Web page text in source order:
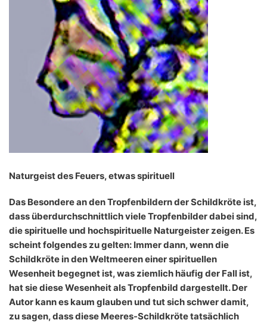
Naturgeist des Feuers, etwas spirituell
Das Besondere an den Tropfenbildern der Schildkröte ist,
dass überdurchschnittlich viele Tropfenbilder dabei sind,
die spirituelle und hochspirituelle Naturgeister zeigen. Es
scheint folgendes zu gelten: Immer dann, wenn die
Schildkröte in den Weltmeeren einer spirituellen
Wesenheit begegnet ist, was ziemlich häufig der Fall ist,
hat sie diese Wesenheit als Tropfenbild dargestellt. Der
Autor kann es kaum glauben und tut sich schwer damit,
zu sagen, dass diese Meeres-Schildkröte tatsächlich